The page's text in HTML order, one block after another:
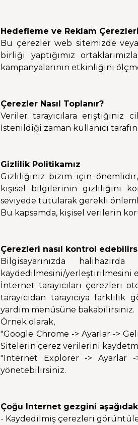
Hedefleme ve Reklam Çerezleri
Bu çerezler web sitemizde
birliği yaptığımız
kampanyalarının etkinliğini
Çerezler Nasıl Toplanır?
Veriler tarayıcılara eriştiğiniz
İstenildiği zaman kullanıcı
Gizlilik Politikamız
Gizliliğiniz bizim için
kişisel bilgilerinin gizliliğini
seviyede tutularak gerekli
Bu kapsamda, kişisel verilerin
Çerezleri nasıl kontrol
Bilgisayarınızda
kaydedilmesini/yerleştirilmesini
İnternet tarayıcıları çerezleri
tarayıcıdan tarayıcıya
yardım menüsüne bakabilirsiniz.
Örnek olarak,
"Google Chrome -> Ayarlar ->
Sitelerin çerez verilerini
"Internet Explorer -> Ayarlar
yönetebilirsiniz.
Çoğu Internet gezgini
- Kaydedilmiş çerezleri